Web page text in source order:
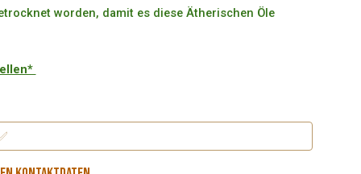
worden, damit es diese Ätherischen Öle